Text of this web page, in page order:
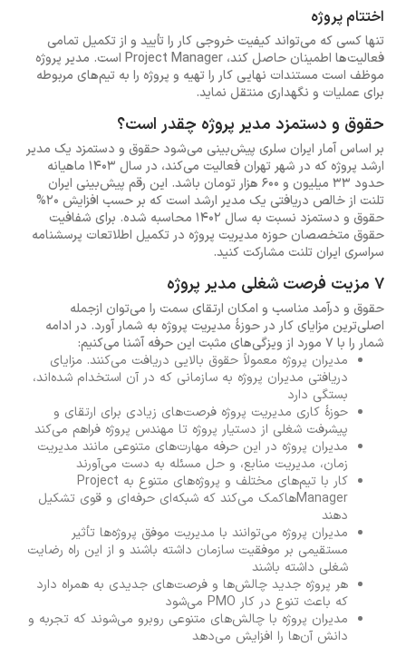
اختتام پروژه
تنها کسی که می‌تواند کیفیت خروجی کار را تأیید و از تکمیل تمامی
فعالیت‌ها اطمینان حاصل کند، Project Manager است. مدیر پروژه
موظف است مستندات نهایی کار را تهیه و پروژه را به تیم‌های مربوطه
برای عملیات و نگهداری منتقل نماید.
حقوق و دستمزد مدیر پروژه چقدر است؟
بر اساس آمار ایران سلری پیش‌بینی می‌شود حقوق و دستمزد یک مدیر
ارشد پروژه که در شهر تهران فعالیت می‌کند، در سال 1403 ماهیانه
حدود 33 میلیون و 600 هزار تومان باشد. این رقم پیش‌بینی ایران
تلنت از خالص دریافتی یک مدیر ارشد است که بر حسب افزایش 20%
حقوق و دستمزد نسبت به سال 1402 محاسبه شده. برای شفافیت
حقوق متخصصان حوزه مدیریت پروژه در تکمیل اطلاتعات پرسشنامه
سراسری ایران تلنت مشارکت کنید.
7 مزیت فرصت شغلی مدیر پروژه
حقوق و درآمد مناسب و امکان ارتقای سمت را می‌توان ازجمله
اصلی‌ترین مزایای کار در حوزهٔ مدیریت پروژه به شمار آورد. در ادامه
شمار را با 7 مورد از ویزگی‌های مثبت این حرفه آشنا می‌کنیم:
مدیران پروژه معمولاً حقوق بالایی دریافت می‌کنند. مزایای
دریافتی مدیران پروژه به سازمانی که در آن استخدام شده‌اند،
بستگی دارد
حوزهٔ کاری مدیریت پروژه فرصت‌های زیادی برای ارتقای و
پیشرفت شغلی از دستیار پروژه تا مهندس پروژه فراهم می‌کند
مدیران پروژه در این حرفه مهارت‌های متنوعی مانند مدیریت
زمان، مدیریت منابع، و حل مسئله به دست می‌آورند
کار با تیم‌های مختلف و پروژه‌های متنوع به Project
Managerهاکمک می‌کند که شبکه‌ای حرفه‌ای و قوی تشکیل
دهند
مدیران پروژه می‌توانند با مدیریت موفق پروژه‌ها تأثیر
مستقیمی بر موفقیت سازمان داشته باشند و از این راه رضایت
شغلی داشته باشند
هر پروژه جدید چالش‌ها و فرصت‌های جدیدی به همراه دارد
که باعث تنوع در کار PMO می‌شود
مدیران پروژه با چالش‌های متنوعی روبرو می‌شوند که تجربه و
دانش آن‌ها را افزایش می‌دهد